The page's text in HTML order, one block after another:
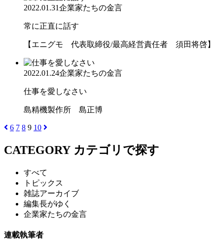
2022.01.31企業家たちの金言
常に正直に話す
【エニグモ 代表取締役/最高経営責任者 須田将啓】
2022.01.24企業家たちの金言
仕事を愛しなさい
島精機製作所 島正博
6 7 8 9 10
CATEGORY カテゴリで探す
すべて
トピックス
雑誌アーカイブ
編集長がゆく
企業家たちの金言
連載執筆者